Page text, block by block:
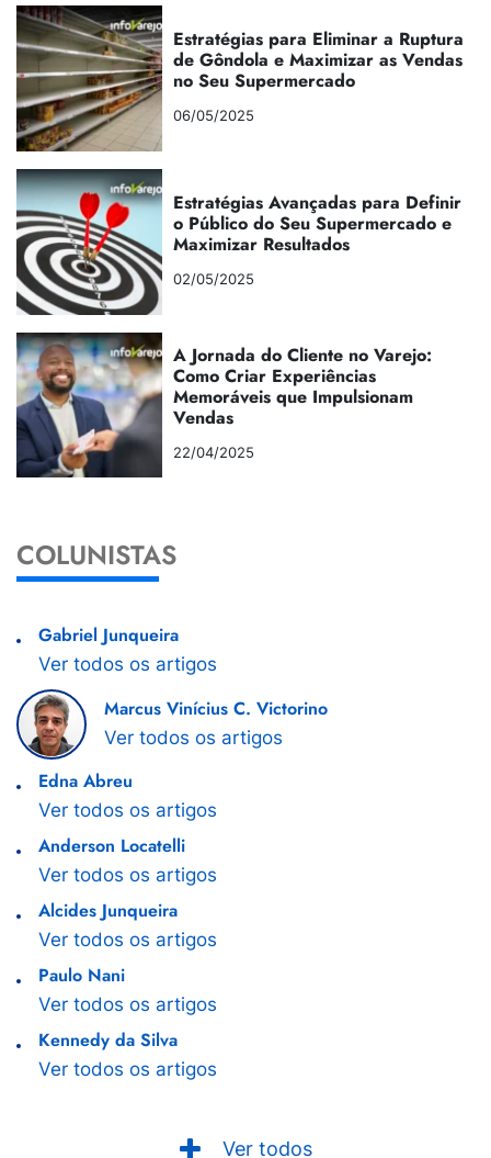
Estratégias para Eliminar a Ruptura
de Gôndola e Maximizar as Vendas
no Seu Supermercado
06/05/2025
Estratégias Avançadas para Definir
o Público do Seu Supermercado e
Maximizar Resultados
02/05/2025
A Jornada do Cliente no Varejo:
Como Criar Experiências
Memoráveis que Impulsionam
Vendas
22/04/2025
COLUNISTAS
Gabriel Junqueira
Ver todos os artigos
Marcus Vinícius C. Victorino
Ver todos os artigos
Edna Abreu
Ver todos os artigos
Anderson Locatelli
Ver todos os artigos
Alcides Junqueira
Ver todos os artigos
Paulo Nani
Ver todos os artigos
Kennedy da Silva
Ver todos os artigos
Ver todos